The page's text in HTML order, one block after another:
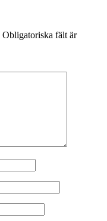
Obligatoriska fält är